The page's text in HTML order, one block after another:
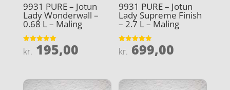
9931 PURE – Jotun
Lady Wonderwall –
0.68 L – Maling
Vurderet
5
kr. 195,00
9931 PURE – Jotun
Lady Supreme Finish
– 2.7 L – Maling
Vurderet
4.9
kr. 699,00